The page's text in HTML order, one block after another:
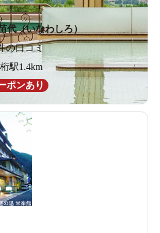
代（いなわしろ）
の口コミ
駅1.4km
ポンあり